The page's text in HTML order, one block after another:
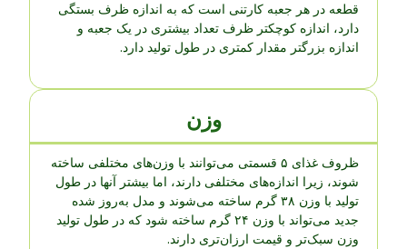
قطعه در هر جعبه کارتنی است که به اندازه ظرف بستگی
دارد، اندازه کوچکتر ظرف تعداد بیشتری در یک جعبه و
اندازه بزرگتر مقدار کمتری در طول تولید دارد.
وزن
ظروف غذای ۵ قسمتی می‌توانند با وزن‌های مختلفی ساخته
شوند، زیرا اندازه‌های مختلفی دارند، اما بیشتر آنها در طول
تولید با وزن ۳۸ گرم ساخته می‌شوند و مدل به‌روز شده
جدید می‌تواند با وزن ۲۴ گرم ساخته شود که در طول تولید
وزن سبک‌تر و قیمت ارزان‌تری دارند.